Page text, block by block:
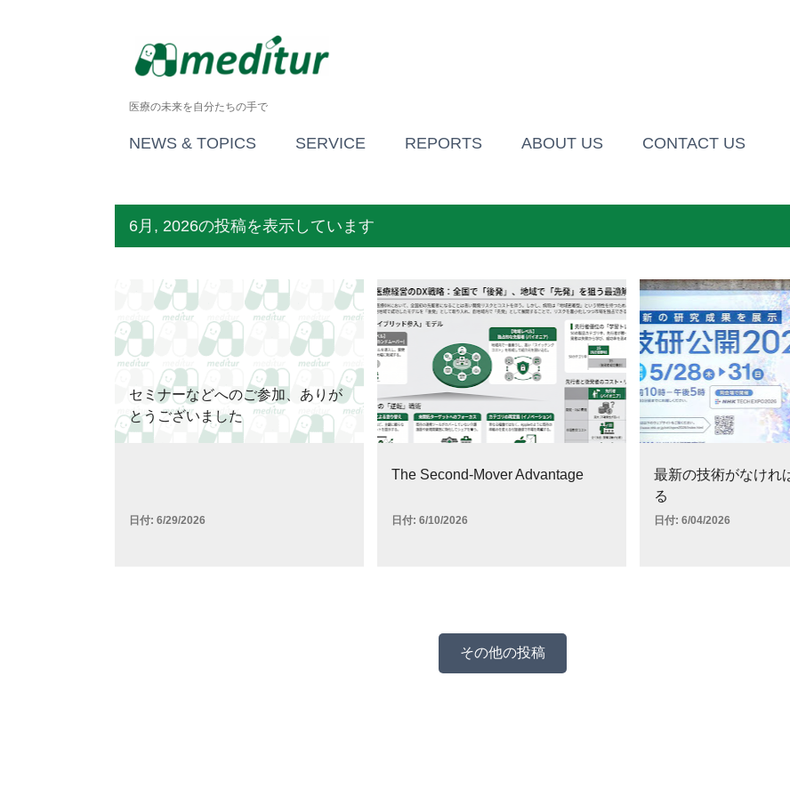
医療の未来を自分たちの手で
NEWS & TOPICS SERVICE REPORTS ABOUT US CONTACT US
6月, 2026の投稿を表示しています
稿
セミナーなどへのご参加、ありが
とうございました
日付: 6/29/2026
セミナー・公開講座 執筆記事等
The Second-Mover Advantage
日付: 6/10/2026
雑感
最新の技術がなけれ
る
日付: 6/04/2026
プログラム 執筆記事等
その他の投稿